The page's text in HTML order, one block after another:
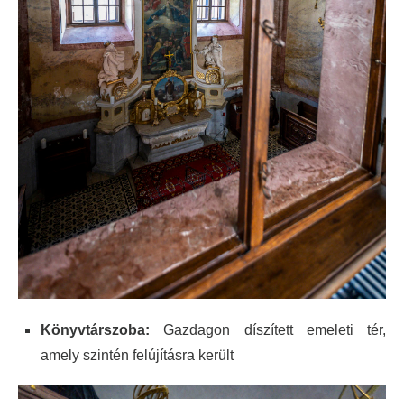
Könyvtárszoba: Gazdagon díszített emeleti tér,
amely szintén felújításra került